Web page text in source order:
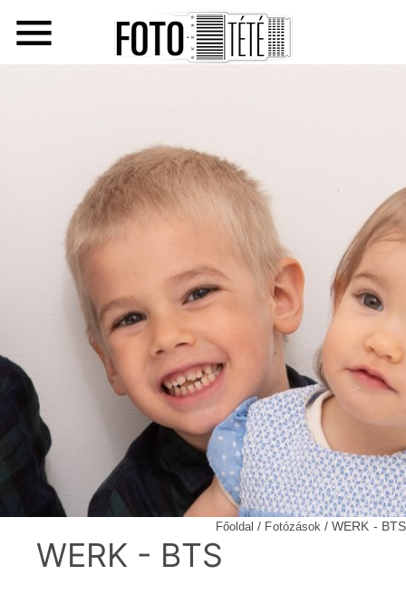
Főoldal / Fotózások / WERK - BTS
WERK - BTS